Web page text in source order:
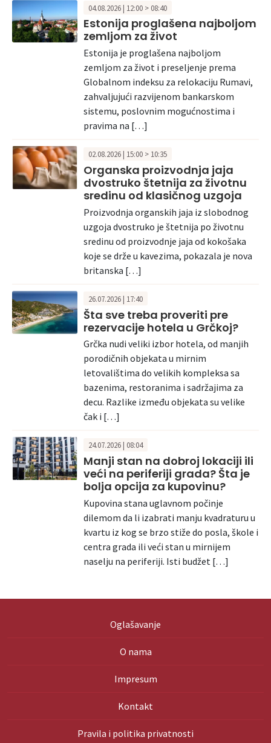
04.08.2026 | 12:00 > 08:40
Estonija proglašena najboljom
zemljom za život
Estonija je proglašena najboljom
zemljom za život i preseljenje prema
Globalnom indeksu za relokaciju Rumavi,
zahvaljujući razvijenom bankarskom
sistemu, poslovnim mogućnostima i
pravima na […]
02.08.2026 | 15:00 > 10:35
Organska proizvodnja jaja
dvostruko štetnija za životnu
sredinu od klasičnog uzgoja
Proizvodnja organskih jaja iz slobodnog
uzgoja dvostruko je štetnija po životnu
sredinu od proizvodnje jaja od kokošaka
koje se drže u kavezima, pokazala je nova
britanska […]
26.07.2026 | 17:40
Šta sve treba proveriti pre
rezervacije hotela u Grčkoj?
Grčka nudi veliki izbor hotela, od manjih
porodičnih objekata u mirnim
letovalištima do velikih kompleksa sa
bazenima, restoranima i sadržajima za
decu. Razlike između objekata su velike
čak i […]
24.07.2026 | 08:04
Manji stan na dobroj lokaciji ili
veći na periferiji grada? Šta je
bolja opcija za kupovinu?
Kupovina stana uglavnom počinje
dilemom da li izabrati manju kvadraturu u
kvartu iz kog se brzo stiže do posla, škole i
centra grada ili veći stan u mirnijem
naselju na periferiji. Isti budžet […]
Oglašavanje
O nama
Impresum
Kontakt
Pravila i politika privatnosti